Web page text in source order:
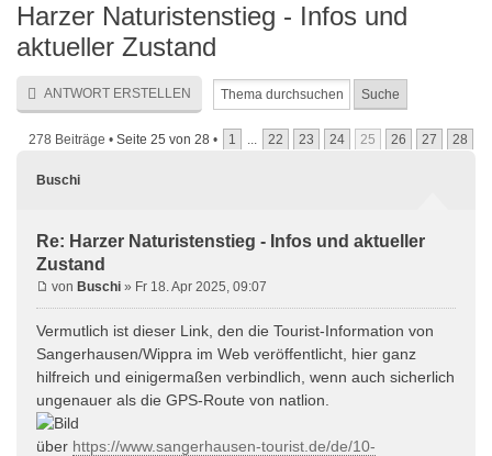
Harzer Naturistenstieg - Infos und
aktueller Zustand
ANTWORT ERSTELLEN
278 Beiträge • Seite 25 von 28 • 1 ... 22 23 24 25 26 27 28
Buschi
Re: Harzer Naturistenstieg - Infos und aktueller
Zustand
von Buschi » Fr 18. Apr 2025, 09:07
Vermutlich ist dieser Link, den die Tourist-Information von
Sangerhausen/Wippra im Web veröffentlicht, hier ganz
hilfreich und einigermaßen verbindlich, wenn auch sicherlich
ungenauer als die GPS-Route von natlion.
über https://www.sangerhausen-tourist.de/de/10-